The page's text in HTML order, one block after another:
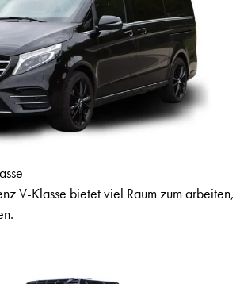
V-Klasse bietet viel Raum zum arbeiten,